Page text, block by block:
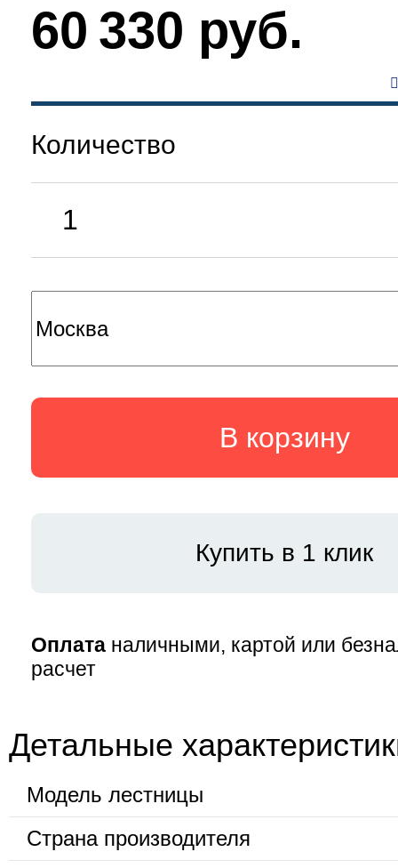
60 330 руб.
Количество
В корзину
Купить в 1 клик
Оплата наличными, картой или
расчет
Детальные
Модель лестницы
Страна производителя